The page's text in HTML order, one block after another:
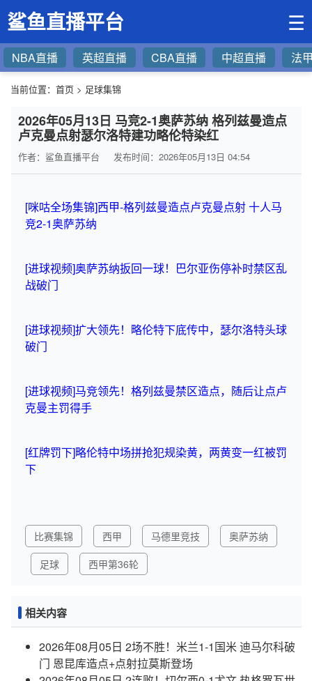
鲨鱼直播平台 ☰
NBA直播 英超直播 CBA直播 中超直播 法
当前位置： 首页 > 足球集锦
2026年05月13日 马竞2-1奥萨苏纳 格列兹曼造点
卢克曼点射瑟尔洛特建功略伦特染红
作者：鲨鱼直播平台 发布时间：2026年05月13日 04:54
[咪咕全场集锦]西甲-格列兹曼造点卢克曼点射 十人马
竞2-1奥萨苏纳
[进球视频]奥萨苏纳扳回一球！巴尔亚伤停补时禁区乱
战破门
[进球视频]扩大领先！略伦特下底传中，瑟尔洛特头球
破门
[进球视频]马竞领先！格列兹曼禁区造点，随后让点卢
克曼主罚得手
[红牌罚下]略伦特中场拼抢犯规染黄，两黄变一红被罚
下
比赛集锦 西甲 马德里竞技
奥萨苏纳
足球
西甲第36轮
相关内容
2026年08月05日 2场不胜！米兰1-1国米 迪马尔科破
门 恩昆库造点+点射拉莫斯登场